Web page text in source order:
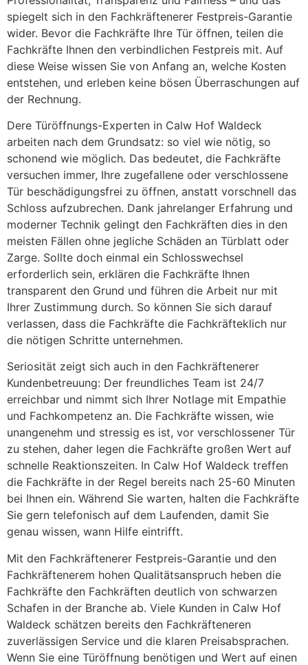
spiegelt sich in den Fachkräftenerer Festpreis-Garantie
wider. Bevor die Fachkräfte Ihre Tür öffnen, teilen die
Fachkräfte Ihnen den verbindlichen Festpreis mit. Auf
diese Weise wissen Sie von Anfang an, welche Kosten
entstehen, und erleben keine bösen Überraschungen auf
der Rechnung.
Dere Türöffnungs-Experten in Calw Hof Waldeck
arbeiten nach dem Grundsatz: so viel wie nötig, so
schonend wie möglich. Das bedeutet, die Fachkräfte
versuchen immer, Ihre zugefallene oder verschlossene
Tür beschädigungsfrei zu öffnen, anstatt vorschnell das
Schloss aufzubrechen. Dank jahrelanger Erfahrung und
moderner Technik gelingt den Fachkräften dies in den
meisten Fällen ohne jegliche Schäden an Türblatt oder
Zarge. Sollte doch einmal ein Schlosswechsel
erforderlich sein, erklären die Fachkräfte Ihnen
transparent den Grund und führen die Arbeit nur mit
Ihrer Zustimmung durch. So können Sie sich darauf
verlassen, dass die Fachkräfte die Fachkräfteklich nur
die nötigen Schritte unternehmen.
Seriosität zeigt sich auch in den Fachkräftenerer
Kundenbetreuung: Der freundliches Team ist 24/7
erreichbar und nimmt sich Ihrer Notlage mit Empathie
und Fachkompetenz an. Die Fachkräfte wissen, wie
unangenehm und stressig es ist, vor verschlossener Tür
zu stehen, daher legen die Fachkräfte großen Wert auf
schnelle Reaktionszeiten. In Calw Hof Waldeck treffen
die Fachkräfte in der Regel bereits nach 25-60 Minuten
bei Ihnen ein. Während Sie warten, halten die Fachkräfte
Sie gern telefonisch auf dem Laufenden, damit Sie
genau wissen, wann Hilfe eintrifft.
Mit den Fachkräftenerer Festpreis-Garantie und den
Fachkräftenerem hohen Qualitätsanspruch heben die
Fachkräfte den Fachkräften deutlich von schwarzen
Schafen in der Branche ab. Viele Kunden in Calw Hof
Waldeck schätzen bereits den Fachkräfteneren
zuverlässigen Service und die klaren Preisabsprachen.
Wenn Sie eine Türöffnung benötigen und Wert auf einen